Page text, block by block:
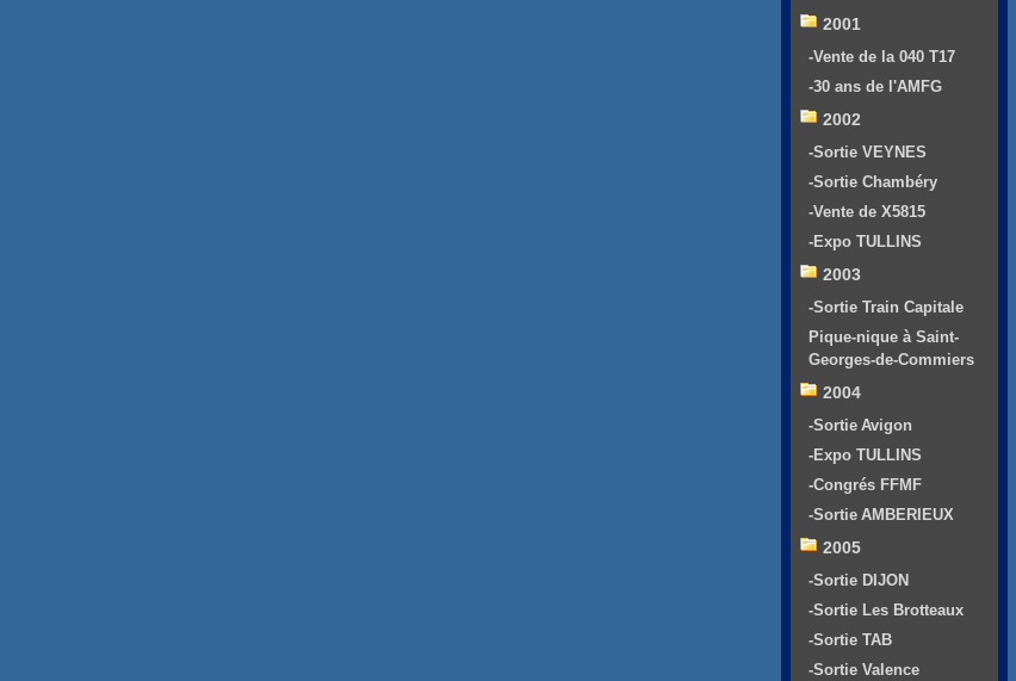
2001
-Vente de la 040 T17
-30 ans de l'AMFG
2002
-Sortie VEYNES
-Sortie Chambéry
-Vente de X5815
-Expo TULLINS
2003
-Sortie Train Capitale
Pique-nique à Saint-
Georges-de-Commiers
2004
-Sortie Avigon
-Expo TULLINS
-Congrés FFMF
-Sortie AMBERIEUX
2005
-Sortie DIJON
-Sortie Les Brotteaux
-Sortie TAB
-Sortie Valence